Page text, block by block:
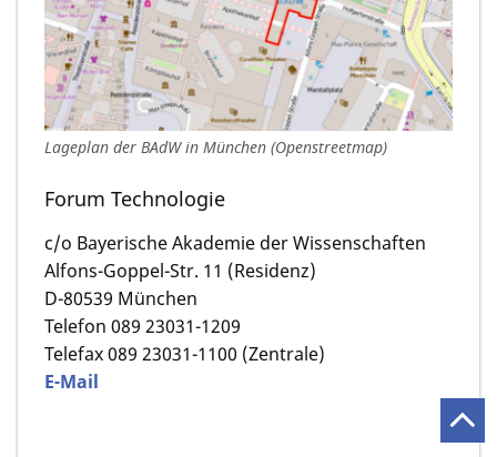
Lageplan der BAdW in München (Openstreetmap)
Forum Technologie
c/o Bayerische Akademie der Wissenschaften
Alfons-Goppel-Str. 11 (Residenz)
D-80539 München
Telefon 089 23031-1209
Telefax 089 23031-1100 (Zentrale)
E-Mail